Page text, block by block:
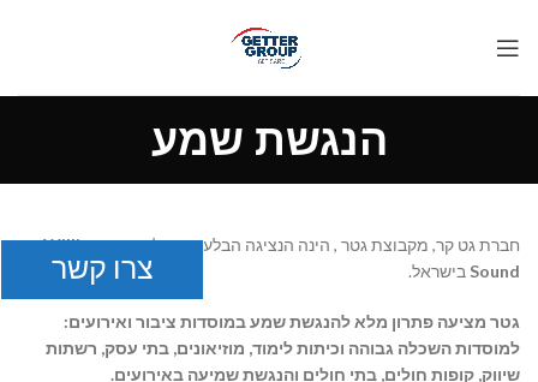
הנגשת שמע
חברת גט קר, מקבוצת גטר , הינה הנציגה הבלעדית של חברתWilliam
Sound בישראל.
גטר מציעה פתרון מלא להנגשת שמע במוסדות ציבור ואירועים:
למוסדות השכלה גבוהה וכיתות לימוד, מוזיאונים, בתי עסק, רשתות
שיווק, קופות חולים, בתי חולים והנגשת שמיעה באירועים.
צרו קשר